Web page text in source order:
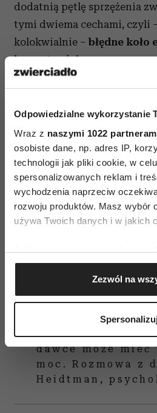
Odpowiedzialne wykorzystanie
Wraz z naszymi 1022
osobiste dane, np. adres IP,
technologii jak pliki cookie, w
spersonalizowanych reklam i
wychodzenia naprzeciw
rozwoju produktów. Masz wybór
używa Twoich danych i w jakich
Jeśli wyrazisz na to zgodę,
Gromadzić dane
geograficznej z
Identyfikować Twoje
(fingerprinting, czyli
dane są przetwarzane oraz
sekcji szczegółów . W Deklaracji
zmienić lub wycofać swoją
Zezwól na
dodatnią pętlę sprzężenia
tymi dwiema cechami, czyli
kolokwialnie – błędne
i samotności.
Samotność w
dawce może
moc. Rozmowa z
Heidtman,